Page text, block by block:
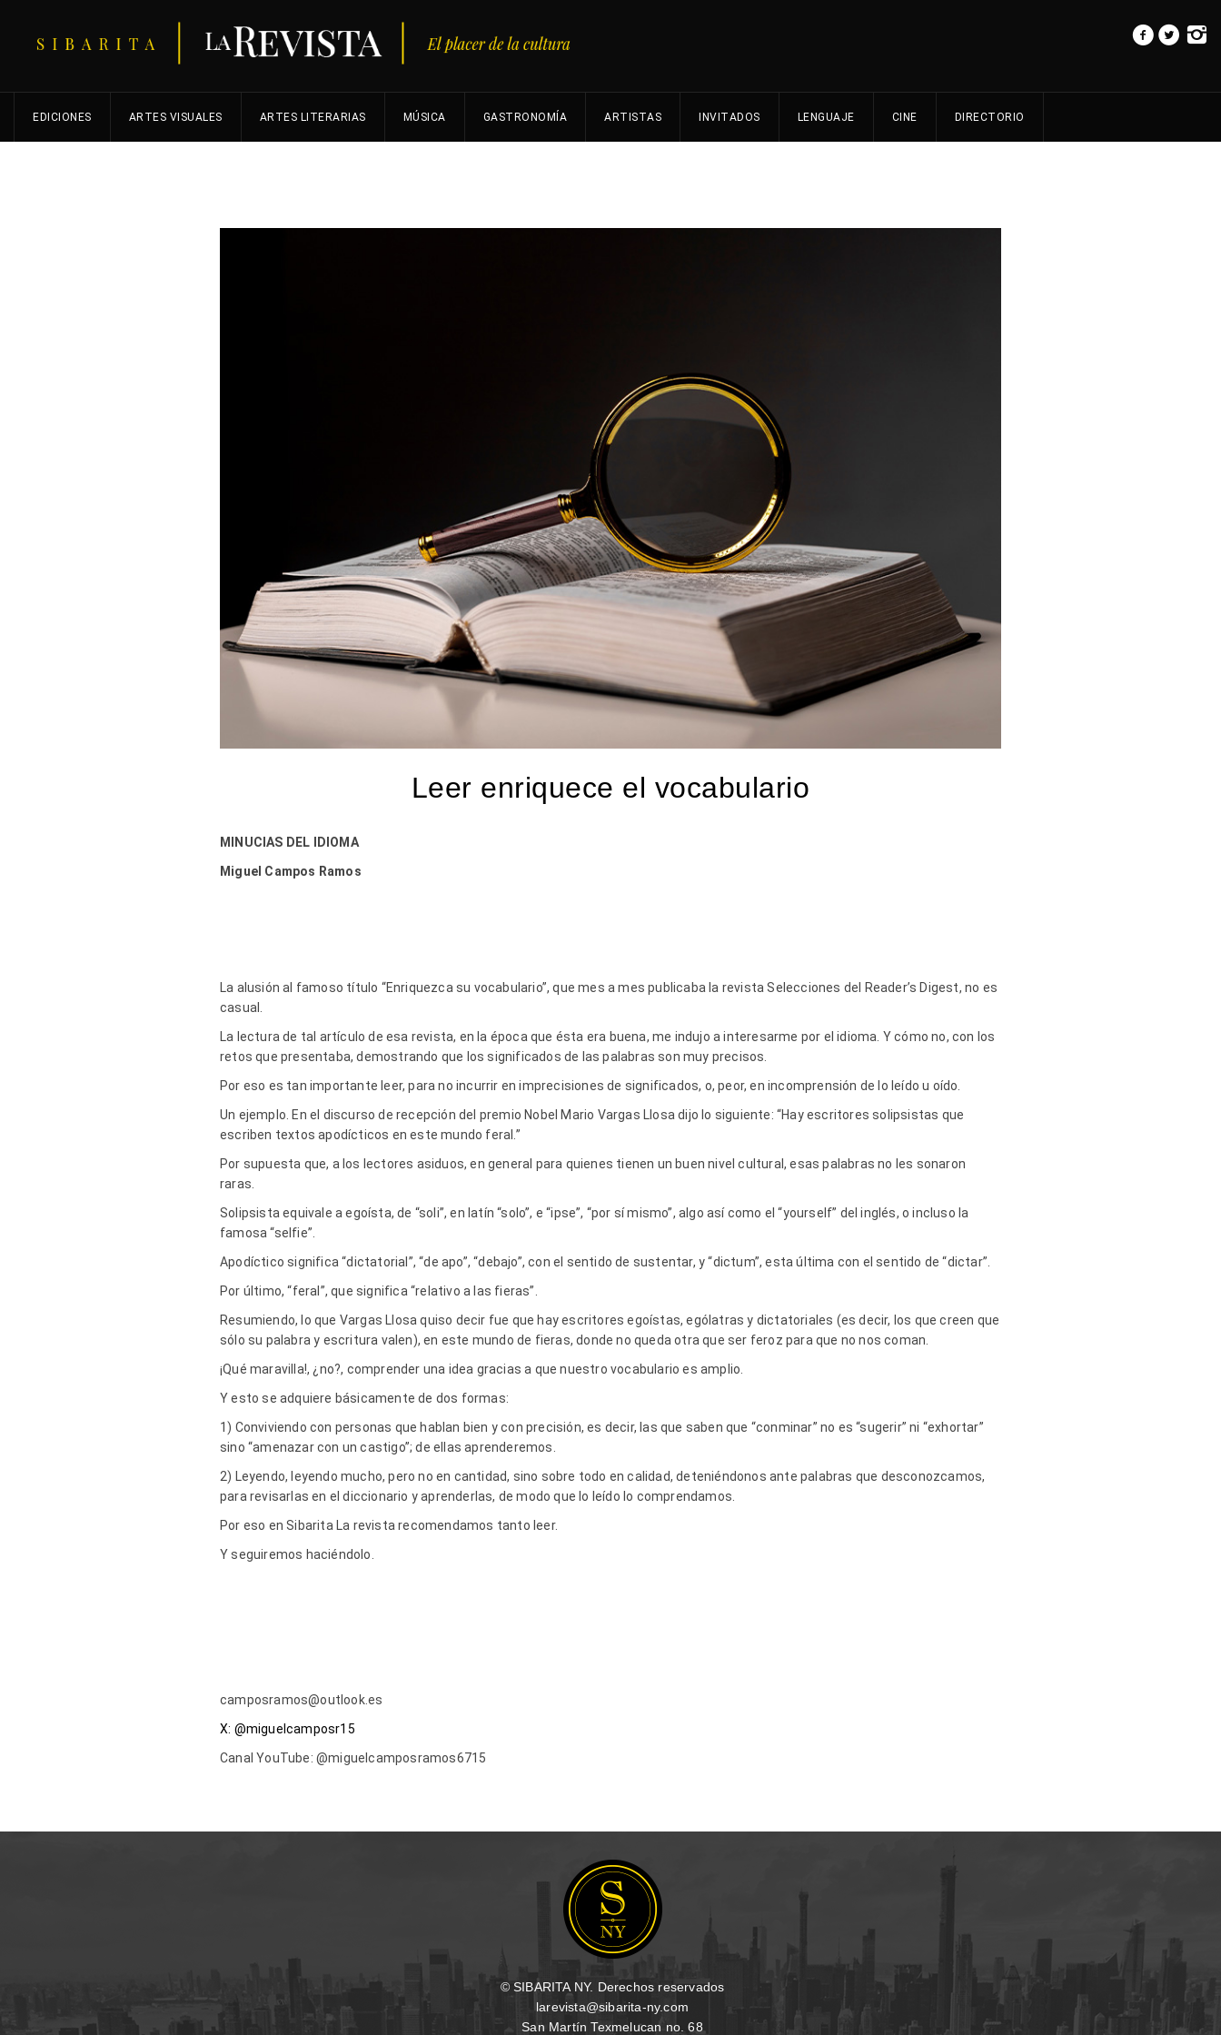
EDICIONES ARTES VISUALES ARTES LITERARIAS MÚSICA GASTRONOMÍA ARTISTAS INVITADOS LENGUAJE CINE DIRECTORIO
Leer enriquece el vocabulario
MINUCIAS DEL IDIOMA
Miguel Campos Ramos
La alusión al famoso título “Enriquezca su vocabulario”, que mes a mes publicaba la revista Selecciones del Reader’s Digest, no es
casual.
La lectura de tal artículo de esa revista, en la época que ésta era buena, me indujo a interesarme por el idioma. Y cómo no, con los
retos que presentaba, demostrando que los significados de las palabras son muy precisos.
Por eso es tan importante leer, para no incurrir en imprecisiones de significados, o, peor, en incomprensión de lo leído u oído.
Un ejemplo. En el discurso de recepción del premio Nobel Mario Vargas Llosa dijo lo siguiente: “Hay escritores solipsistas que
escriben textos apodícticos en este mundo feral.”
Por supuesta que, a los lectores asiduos, en general para quienes tienen un buen nivel cultural, esas palabras no les sonaron
raras.
Solipsista equivale a egoísta, de “soli”, en latín “solo”, e “ipse”, “por sí mismo”, algo así como el “yourself” del inglés, o incluso la
famosa “selfie”.
Apodíctico significa “dictatorial”, “de apo”, “debajo”, con el sentido de sustentar, y “dictum”, esta última con el sentido de “dictar”.
Por último, “feral”, que significa “relativo a las fieras”.
Resumiendo, lo que Vargas Llosa quiso decir fue que hay escritores egoístas, ególatras y dictatoriales (es decir, los que creen que
sólo su palabra y escritura valen), en este mundo de fieras, donde no queda otra que ser feroz para que no nos coman.
¡Qué maravilla!, ¿no?, comprender una idea gracias a que nuestro vocabulario es amplio.
Y esto se adquiere básicamente de dos formas:
1) Conviviendo con personas que hablan bien y con precisión, es decir, las que saben que “conminar” no es “sugerir” ni “exhortar”
sino “amenazar con un castigo”; de ellas aprenderemos.
2) Leyendo, leyendo mucho, pero no en cantidad, sino sobre todo en calidad, deteniéndonos ante palabras que desconozcamos,
para revisarlas en el diccionario y aprenderlas, de modo que lo leído lo comprendamos.
Por eso en Sibarita La revista recomendamos tanto leer.
Y seguiremos haciéndolo.
camposramos@outlook.es
X: @miguelcamposr15
Canal YouTube: @miguelcamposramos6715
© SIBARITA NY. Derechos reservados
larevista@sibarita-ny.com
San Martín Texmelucan no. 68